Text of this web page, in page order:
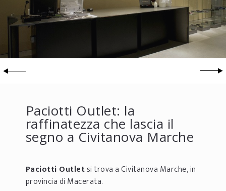
Paciotti Outlet: la
raffinatezza che lascia il
segno a Civitanova Marche
Paciotti Outletsi trova a Civitanova Marche, in
provincia di Macerata.